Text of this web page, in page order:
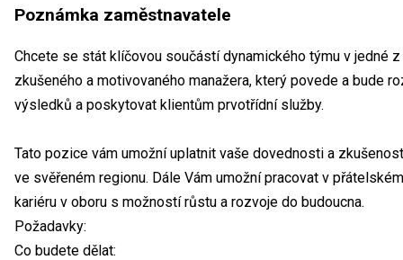
Poznámka zaměstnavatele
Chcete se stát klíčovou součástí dynamického týmu v jedné
zkušeného a motivovaného manažera, který povede a bude
výsledků a poskytovat klientům prvotřídní služby.
Tato pozice vám umožní uplatnit vaše dovednosti a
ve svěřeném regionu. Dále Vám umožní pracovat v
kariéru v oboru s možností růstu a rozvoje do budoucna.
Požadavky:
Co budete dělat: